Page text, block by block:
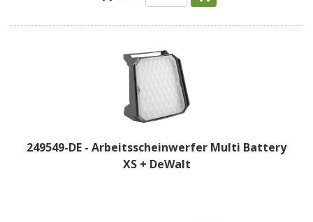
249549-DE - Arbeitsscheinwerfer Multi Battery
XS + DeWalt